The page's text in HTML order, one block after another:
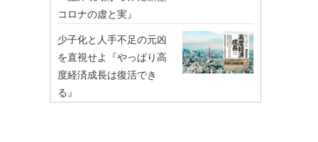
コロナの虚と実』
少子化と人手不足の元凶
を直視せよ『やっぱり高
度経済成長は復活でき
る』